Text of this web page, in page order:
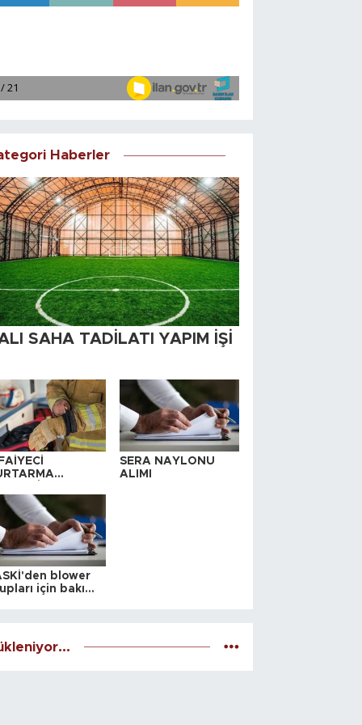
Haberler
SAHA TADİLATI YAPIM İŞİ
SERA NAYLONU
ALIMI
blower
için bakım